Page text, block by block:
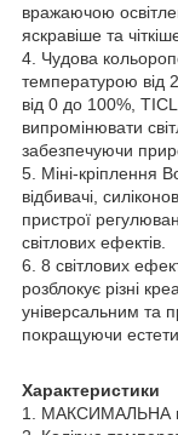
вражаючою
яскравіше та
4. Чудова
температурою від
від 0 до 100%,
випромінювати
забезпечуючи
5. Міні-кріплення
відбивачі,
пристрої
світлових ефектів.
6. 8 світлових
розблокує різні
універсальним та
покращуючи
Характеристики
1. МАКСИМАЛЬНА